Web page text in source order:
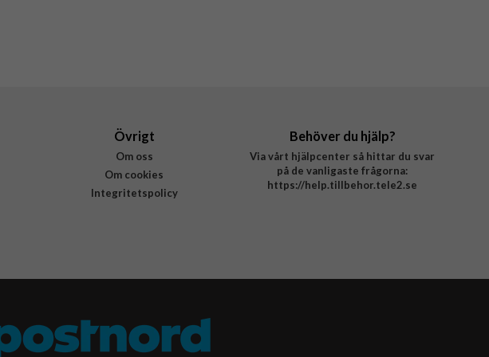
Övrigt
Om oss
Om cookies
Integritetspolicy
Behöver du hjälp?
Via vårt hjälpcenter så hittar du svar
på de vanligaste frågorna:
https://help.tillbehor.tele2.se